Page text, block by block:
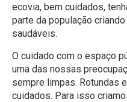
ecovia, bem cuidados,
parte da população
saudáveis.
O cuidado com o espaço
uma das nossas
sempre limpas. Rotundas
cuidados. Para isso